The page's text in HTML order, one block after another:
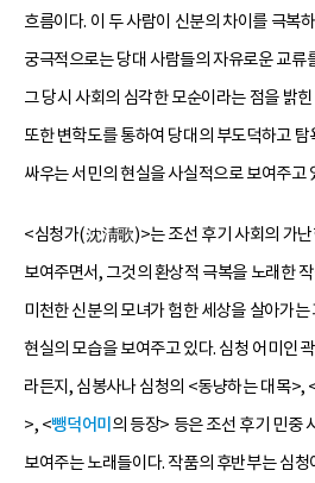
흐름이다. 이 두 사람이 신분의 차이를 극복
궁극적으로는 당대 사람들의 자유로운 교류
그 당시 사회의 심각한 모순이라는 점을 밝
또한 변학도를 통하여 당대의 부도덕하고
싸우는 서민의 현실을 사실적으로 보여주고
<심청가(沈淸歌)>는 조선 후기 사회의 가
보여주면서, 그것의 환상적 극복을 노래한
미천한 신분의 모녀가 험한 세상을 살아가
현실의 모습을 보여주고 있다. 심청 어미인
라든지, 심봉사나 심청의 <동냥하는 대목>,
>, <뺑덕어미 의 등장> 등은 조선 후기 민중
보여주는 노래들이다. 작품의 후반부는 심